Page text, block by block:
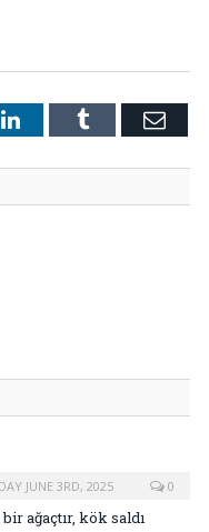
LinkedInTumblr Email
JUNE 3RD, 2025 0
ağaçtır, kök saldı